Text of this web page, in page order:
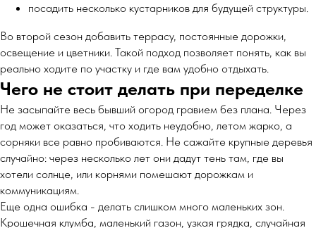
посадить несколько кустарников для будущей структуры.
Во второй сезон добавить террасу, постоянные дорожки,
освещение и цветники. Такой подход позволяет понять, как вы
реально ходите по участку и где вам удобно отдыхать.
Чего не стоит делать при переделке
Не засыпайте весь бывший огород гравием без плана. Через
год может оказаться, что ходить неудобно, летом жарко, а
сорняки все равно пробиваются. Не сажайте крупные деревья
случайно: через несколько лет они дадут тень там, где вы
хотели солнце, или корнями помешают дорожкам и
коммуникациям.
Еще одна ошибка - делать слишком много маленьких зон.
Крошечная клумба, маленький газон, узкая грядка, случайная